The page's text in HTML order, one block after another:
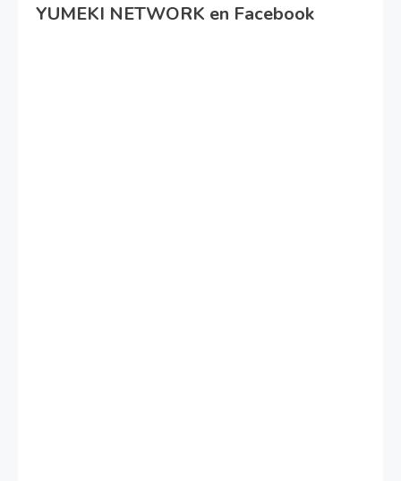
YUMEKI NETWORK en Facebook